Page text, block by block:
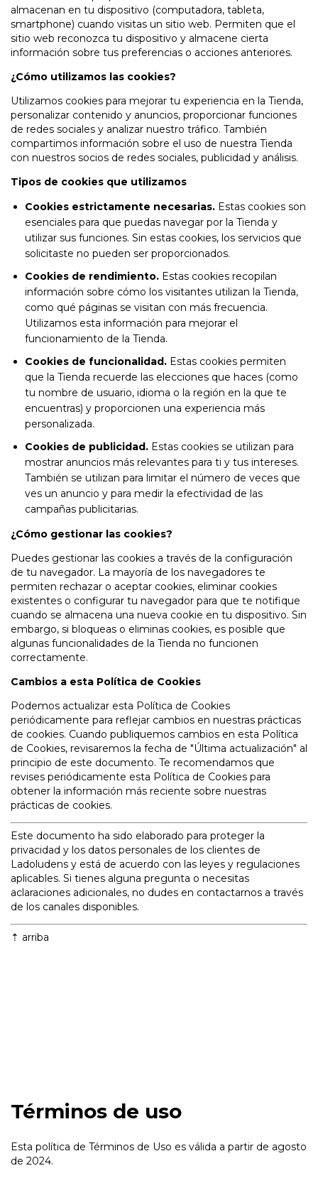
almacenan en tu dispositivo (computadora, tableta,
smartphone) cuando visitas un sitio web. Permiten que el
sitio web reconozca tu dispositivo y almacene cierta
información sobre tus preferencias o acciones anteriores.
¿Cómo utilizamos las cookies?
Utilizamos cookies para mejorar tu experiencia en la Tienda,
personalizar contenido y anuncios, proporcionar funciones
de redes sociales y analizar nuestro tráfico. También
compartimos información sobre el uso de nuestra Tienda
con nuestros socios de redes sociales, publicidad y análisis.
Tipos de cookies que utilizamos
Cookies estrictamente necesarias. Estas cookies son
esenciales para que puedas navegar por la Tienda y
utilizar sus funciones. Sin estas cookies, los servicios que
solicitaste no pueden ser proporcionados.
Cookies de rendimiento. Estas cookies recopilan
información sobre cómo los visitantes utilizan la Tienda,
como qué páginas se visitan con más frecuencia.
Utilizamos esta información para mejorar el
funcionamiento de la Tienda.
Cookies de funcionalidad. Estas cookies permiten
que la Tienda recuerde las elecciones que haces (como
tu nombre de usuario, idioma o la región en la que te
encuentras) y proporcionen una experiencia más
personalizada.
Cookies de publicidad. Estas cookies se utilizan para
mostrar anuncios más relevantes para ti y tus intereses.
También se utilizan para limitar el número de veces que
ves un anuncio y para medir la efectividad de las
campañas publicitarias.
¿Cómo gestionar las cookies?
Puedes gestionar las cookies a través de la configuración
de tu navegador. La mayoría de los navegadores te
permiten rechazar o aceptar cookies, eliminar cookies
existentes o configurar tu navegador para que te notifique
cuando se almacena una nueva cookie en tu dispositivo. Sin
embargo, si bloqueas o eliminas cookies, es posible que
algunas funcionalidades de la Tienda no funcionen
correctamente.
Cambios a esta Política de Cookies
Podemos actualizar esta Política de Cookies
periódicamente para reflejar cambios en nuestras prácticas
de cookies. Cuando publiquemos cambios en esta Política
de Cookies, revisaremos la fecha de "Última actualización" al
principio de este documento. Te recomendamos que
revises periódicamente esta Política de Cookies para
obtener la información más reciente sobre nuestras
prácticas de cookies.
Este documento ha sido elaborado para proteger la
privacidad y los datos personales de los clientes de
Ladoludens y está de acuerdo con las leyes y regulaciones
aplicables. Si tienes alguna pregunta o necesitas
aclaraciones adicionales, no dudes en contactarnos a través
de los canales disponibles.
⇡ arriba
Términos de uso
Esta política de Términos de Uso es válida a partir de agosto
de 2024.